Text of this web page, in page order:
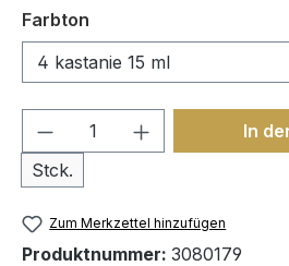
Farbton
Produkt Anzahl: Gib
Stck.
In
Zum Merkzettel hinzufügen
Produktnummer: 3080179